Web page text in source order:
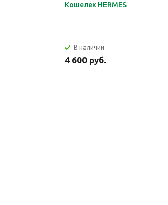
Кошелек HERMES
В наличии
4 600 руб.